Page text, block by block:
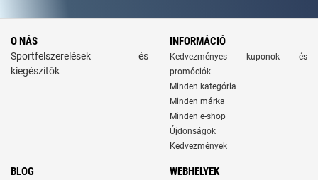
O NÁS
Sportfelszerelések és
kiegészítők
INFORMÁCIÓ
Kedvezményes kuponok és
promóciók
Minden kategória
Minden márka
Minden e-shop
Újdonságok
Kedvezmények
BLOG WEBHELYEK